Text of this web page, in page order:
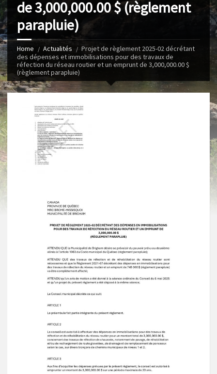
de 3,000,000.00 $ (règlement
parapluie)
Home Actualités
Projet de règlement 2025-02 décrétant
des dépenses et immobilisations pour des travaux de
réfection du réseau routier et un emprunt de 3,000,000.00 $
(règlement parapluie)